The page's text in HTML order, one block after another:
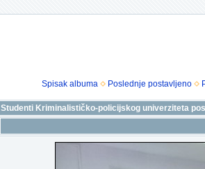
Spisak albuma Poslednje postavljeno
Studenti Kriminalističko-policijskog univerziteta